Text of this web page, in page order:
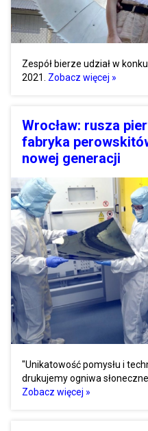
Zespół bierze udział w
2021. Zobacz więcej »
Wrocław: rusza
fabryka
nowej generacji
"Unikatowość pomysłu i
drukujemy ogniwa
Zobacz więcej »